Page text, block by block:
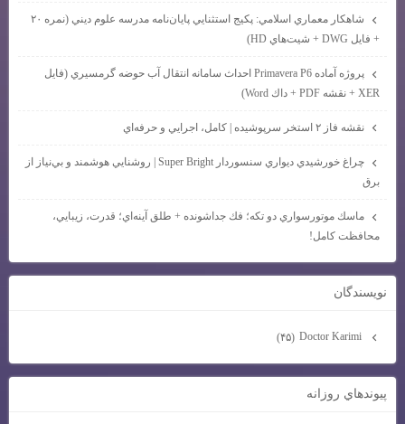
شاهكار معماري اسلامي: پكيج استثنايي پايان‌نامه مدرسه علوم ديني (نمره ۲۰
+ فايل DWG + شيت‌هاي HD)
پروژه آماده Primavera P6 احداث سامانه انتقال آب حوضه گرمسيري (فايل
XER + نقشه PDF + داك Word)
نقشه فاز ۲ استخر سرپوشيده | كامل، اجرايي و حرفه‌اي
چراغ خورشيدي ديواري سنسوردار Super Bright | روشنايي هوشمند و بي‌نياز از
برق
ماسك موتورسواري دو تكه؛ فك جداشونده + طلق آينه‌اي؛ قدرت، زيبايي،
محافظت كامل!
نويسندگان
(۴۵)
پيوندهاي روزانه